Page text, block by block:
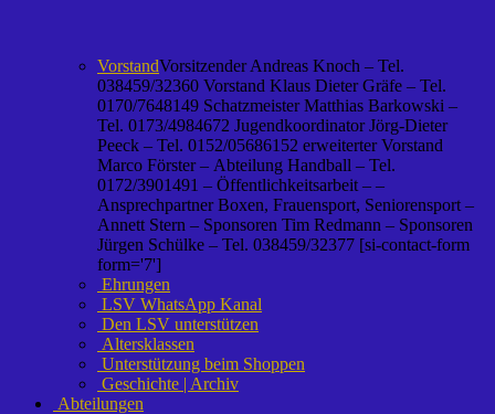
VorstandVorsitzender Andreas Knoch – Tel.
038459/32360 Vorstand Klaus Dieter Gräfe – Tel.
0170/7648149 Schatzmeister Matthias Barkowski –
Tel. 0173/4984672 Jugendkoordinator Jörg-Dieter
Peeck – Tel. 0152/05686152 erweiterter Vorstand
Marco Förster – Abteilung Handball – Tel.
0172/3901491 – Öffentlichkeitsarbeit – –
Ansprechpartner Boxen, Frauensport, Seniorensport –
Annett Stern – Sponsoren Tim Redmann – Sponsoren
Jürgen Schülke – Tel. 038459/32377 [si-contact-form
form='7']
Ehrungen
LSV WhatsApp Kanal
Den LSV unterstützen
Altersklassen
Unterstützung beim Shoppen
Geschichte | Archiv
Abteilungen